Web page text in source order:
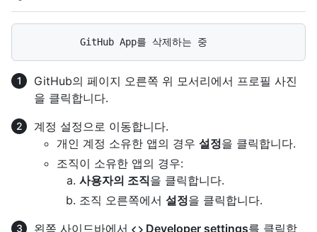
GitHub의 페이지 오른쪽 위 모서리에서 프로필 사진
을 클릭합니다.
계정 설정으로 이동합니다.
개인 계정 소유한 앱의 경우 설정을 클릭합니다.
조직이 소유한 앱의 경우:
사용자의 조직을 클릭합니다.
조직 오른쪽에서 설정을 클릭합니다.
왼쪽 사이드바에서
Developer settings를 클릭합